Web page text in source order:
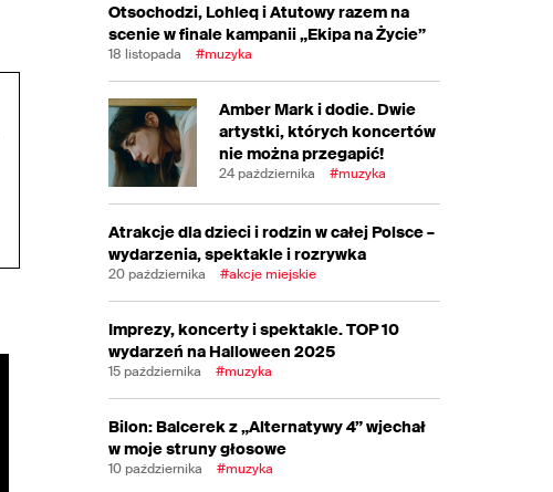
Otsochodzi, Lohleq i Atutowy razem na
scenie w finale kampanii „Ekipa na Życie”
18 listopada #muzyka
Amber Mark i dodie. Dwie
artystki, których koncertów
nie można przegapić!
24 października #muzyka
Atrakcje dla dzieci i rodzin w całej Polsce –
wydarzenia, spektakle i rozrywka
20 października #akcje miejskie
Imprezy, koncerty i spektakle. TOP 10
wydarzeń na Halloween 2025
15 października #muzyka
Bilon: Balcerek z „Alternatywy 4” wjechał
w moje struny głosowe
10 października #muzyka